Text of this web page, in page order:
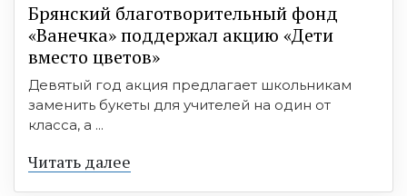
Брянский благотворительный фонд
«Ванечка» поддержал акцию «Дети
вместо цветов»
Девятый год акция предлагает школьникам
заменить букеты для учителей на один от
класса, а ...
Читать далее